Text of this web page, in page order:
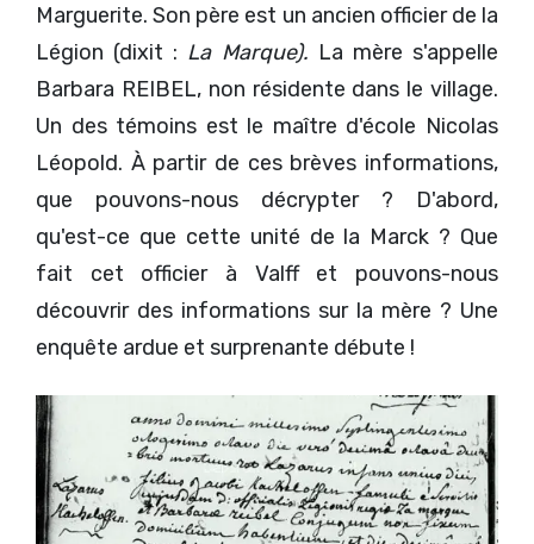
Marguerite. Son père est un ancien officier de la
Légion (dixit : La Marque). La mère s'appelle
Barbara REIBEL, non résidente dans le village.
Un des témoins est le maître d'école Nicolas
Léopold. À partir de ces brèves informations,
que pouvons-nous décrypter ? D'abord,
qu'est-ce que cette unité de la Marck ? Que
fait cet officier à Valff et pouvons-nous
découvrir des informations sur la mère ? Une
enquête ardue et surprenante débute !